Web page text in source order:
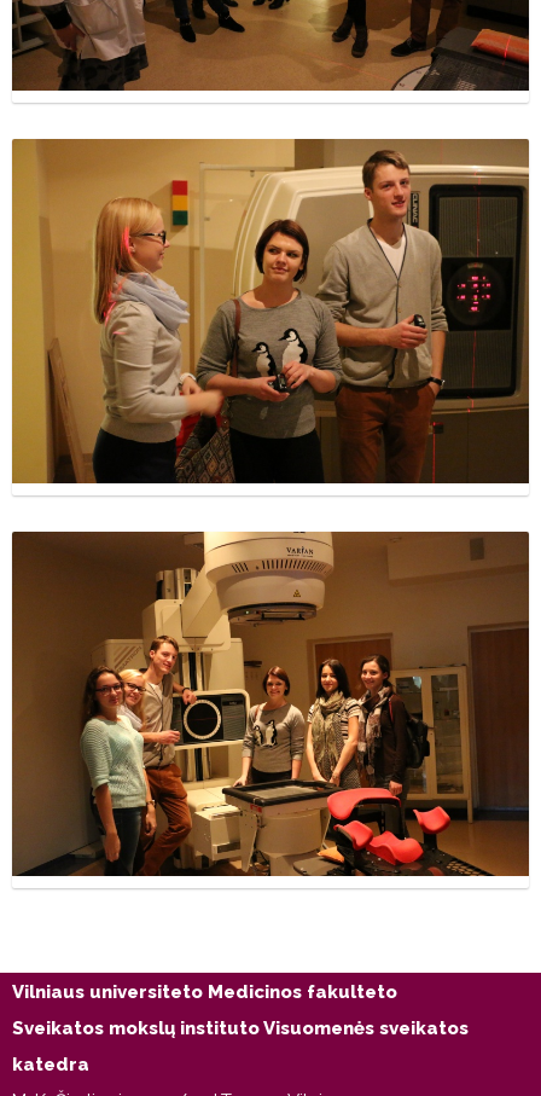
Vilniaus universiteto Medicinos fakulteto
Sveikatos mokslų instituto Visuomenės sveikatos
katedra